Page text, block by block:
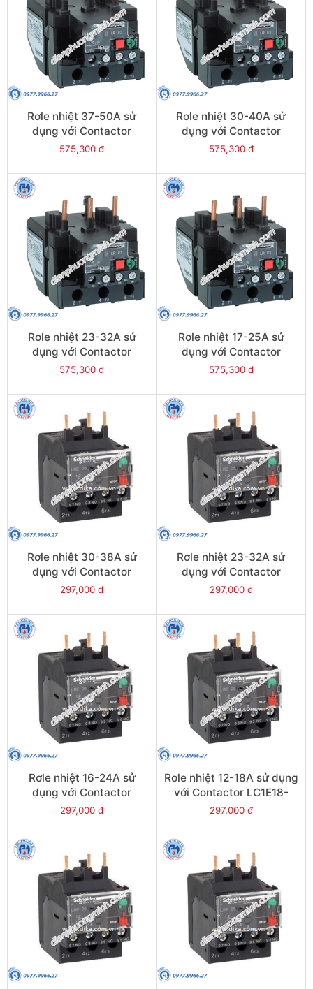
Rơle nhiệt 37-50A sử
dụng với Contactor
LC1E50-E95 - Model
575,300 đ
Rơle nhiệt 30-40A sử
dụng với Contactor
LC1E40-E95 - Model
575,300 đ
Rơle nhiệt 23-32A sử
dụng với Contactor
LC1E40-E95 - Model
575,300 đ
Rơle nhiệt 17-25A sử
dụng với Contactor
LC1E40-E95 - Model
575,300 đ
Rơle nhiệt 30-38A sử
dụng với Contactor
LC1E38 - Model LRE35
297,000 đ
Rơle nhiệt 23-32A sử
dụng với Contactor
LC1E25-E38 - Model
297,000 đ
Rơle nhiệt 16-24A sử
dụng với Contactor
LC1E25-E38 - Model
297,000 đ
Rơle nhiệt 12-18A sử dụng
với Contactor LC1E18-
E38 - Model LRE21
297,000 đ